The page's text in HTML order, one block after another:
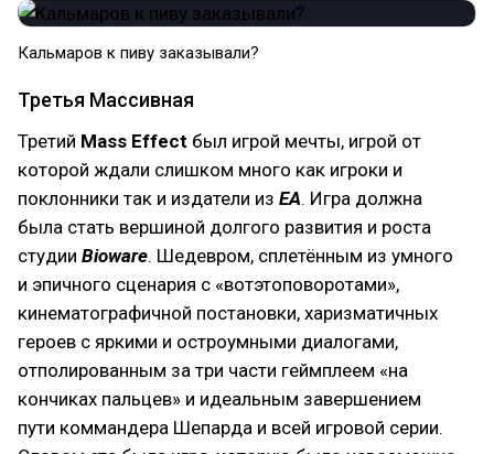
Кальмаров к пиву заказывали?
Третья Массивная
Третий Mass Effect был игрой мечты, игрой от
которой ждали слишком много как игроки и
поклонники так и издатели из EA. Игра должна
была стать вершиной долгого развития и роста
студии Bioware. Шедевром, сплетённым из умного
и эпичного сценария с «вотэтоповоротами»,
кинематографичной постановки, харизматичных
героев с яркими и остроумными диалогами,
отполированным за три части геймплеем «на
кончиках пальцев» и идеальным завершением
пути коммандера Шепарда и всей игровой серии.